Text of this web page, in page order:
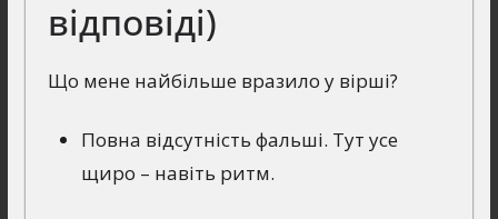
відповіді)
Що мене найбільше вразило у вірші?
Повна відсутність фальші. Тут усе
щиро – навіть ритм.